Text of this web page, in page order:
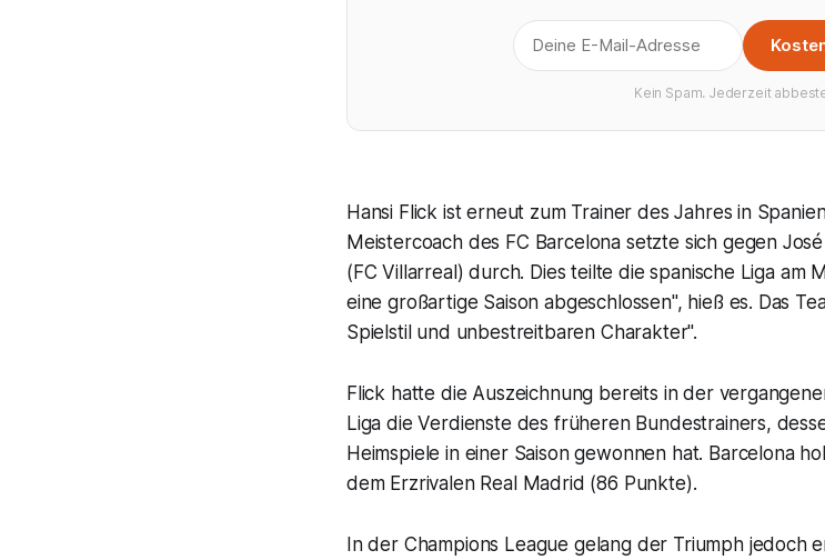
Kein Spam. Jederzeit
Hansi Flick ist erneut zum Trainer des Jahres in
Meistercoach des FC Barcelona setzte sich gegen
(FC Villarreal) durch. Dies teilte die spanische Liga am
eine großartige Saison abgeschlossen", hieß es. Das
Spielstil und unbestreitbaren Charakter".
Flick hatte die Auszeichnung bereits in der
Liga die Verdienste des früheren Bundestrainers,
Heimspiele in einer Saison gewonnen hat. Barcelona
dem Erzrivalen Real Madrid (86 Punkte).
In der Champions League gelang der Triumph jedoch